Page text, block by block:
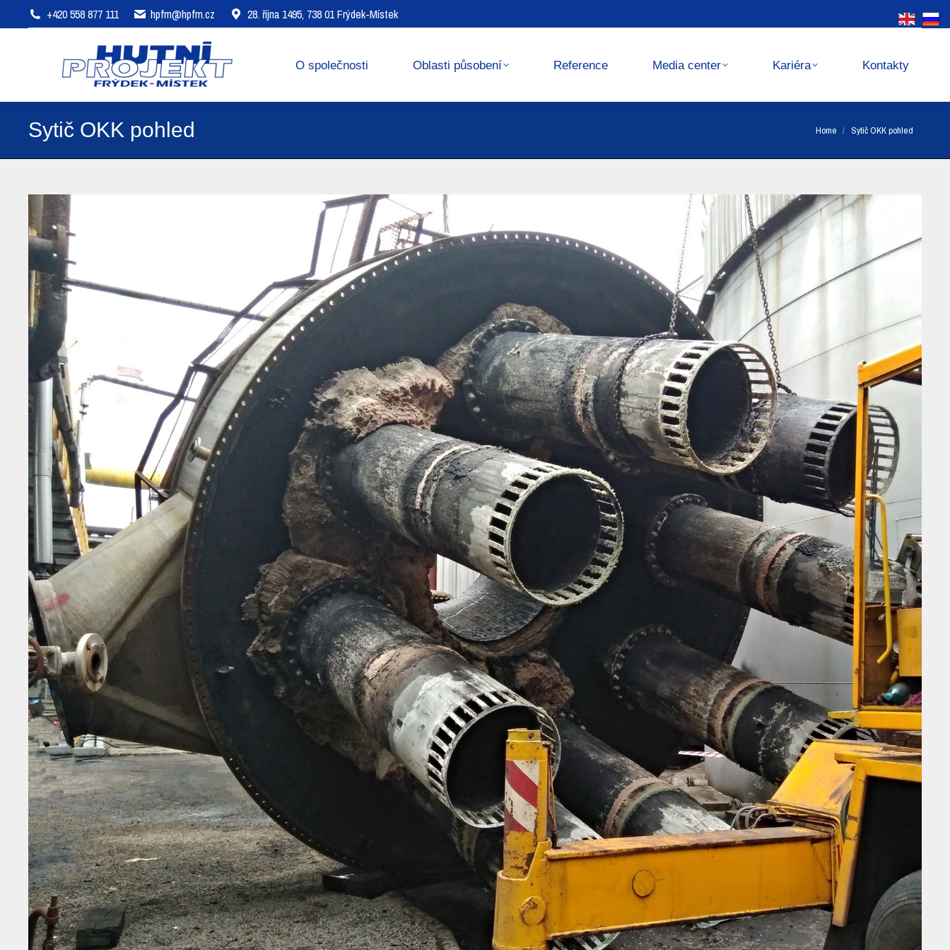
+420 558 877 111 hpfm@hpfm.cz 28. října 1495, 738 01 Frýdek-Místek
O společnosti Oblasti působení Reference Media center Kariéra Kontakty
Sytič OKK pohled You are here:
Home Sytič OKK pohled
O společnosti Oblasti působení